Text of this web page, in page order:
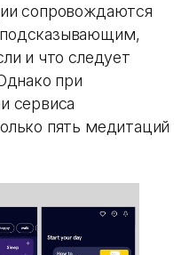
сопровождаются
и что следует
при
сервиса
пять медитаций